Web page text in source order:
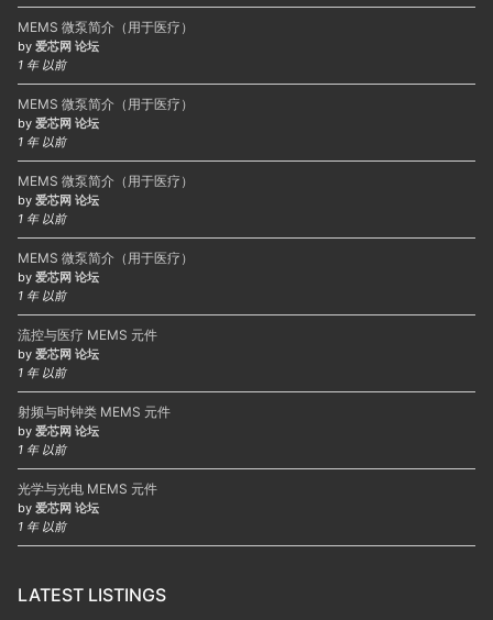
MEMS 微泵简介（用于医疗）
by 爱芯网 论坛
1 年 以前
MEMS 微泵简介（用于医疗）
by 爱芯网 论坛
1 年 以前
MEMS 微泵简介（用于医疗）
by 爱芯网 论坛
1 年 以前
MEMS 微泵简介（用于医疗）
by 爱芯网 论坛
1 年 以前
流控与医疗 MEMS 元件
by 爱芯网 论坛
1 年 以前
射频与时钟类 MEMS 元件
by 爱芯网 论坛
1 年 以前
光学与光电 MEMS 元件
by 爱芯网 论坛
1 年 以前
LATEST LISTINGS